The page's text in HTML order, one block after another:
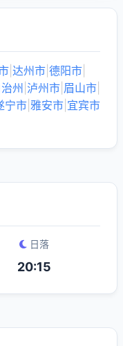
达州市 德阳市
州 泸州市 眉山市
宁市 雅安市 宜宾市
日落
20:15